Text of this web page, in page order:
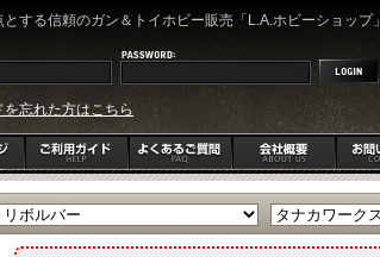
とする信頼のガン＆トイホビー販売「L.A.ホビーショップ」
を忘れた方はこちら